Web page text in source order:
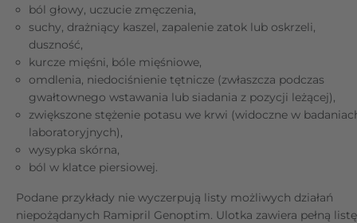
ból głowy, uczucie zmęczenia,
suchy, drażniący kaszel, zapalenie zatok lub oskrzeli,
duszność,
kurcze mięśni, bóle mięśniowe,
omdlenia, niedociśnienie tętnicze (zwłaszcza podczas
gwałtownego wstawania lub siadania z pozycji leżącej),
zwiększone stężenie potasu we krwi (widoczne w
laboratoryjnych),
wysypka skórna,
ból w klatce piersiowej.
Podane przykłady nie wyczerpują listy możliwych działań
niepożądanych Ramipril Genoptim. Ulotka zawiera pełną listę